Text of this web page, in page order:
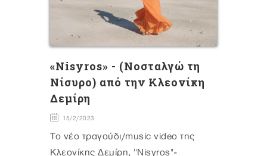
«Νisyros» - (Νοσταλγώ τη
Νίσυρο) από την Κλεονίκη
Δεμίρη
15/2/2023
Το νέο τραγούδι/music video της
Κλεονίκης Δεμίρη, ''Νisyros''-